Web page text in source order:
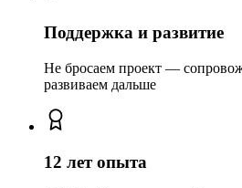
Поддержка и развитие
Не бросаем проект —
развиваем дальше
12 лет опыта